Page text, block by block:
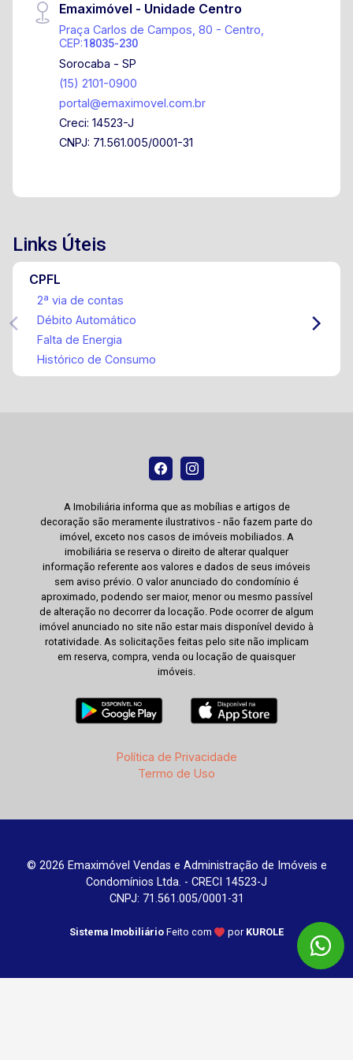
Avenida Washington Luiz 10 minutos do
Shopping Iguatemi Esplanada Na vizinhança,
você encontra supermercados, padarias,
farmácias, escolas, restaurantes e serviços
essenciais, tornando o dia a dia muito mais
prático. Infraestrutura do Condomínio Espaço
gourmet Piscinas adulto e infantil Quiosque com
churrasqueira Campo de futebol Playground
residência única!
Emaximóvel - Unidade Centro
Praça Carlos de Campos, 80 - Centro,
CEP:18035-230
Sorocaba - SP
(15) 2101-0900
portal@emaximovel.com.br
Creci: 14523-J
CNPJ: 71.561.005/0001-31
Links Úteis
CPFL
2ª via de contas
Débito Automático
Falta de Energia
Histórico de Consumo
A Imobiliária informa que as mobílias e artigos de
decoração são meramente ilustrativos - não fazem parte do
imóvel, exceto nos casos de imóveis mobiliados. A
imobiliária se reserva o direito de alterar qualquer
informação referente aos valores e dados de seus imóveis
sem aviso prévio. O valor anunciado do condomínio é
aproximado, podendo ser maior, menor ou mesmo passível
de alteração no decorrer da locação. Pode ocorrer de algum
imóvel anunciado no site não estar mais disponível devido à
rotatividade. As solicitações feitas pelo site não implicam
em reserva, compra, venda ou locação de quaisquer
imóveis.
Política de Privacidade
Termo de Uso
© 2026 Emaximóvel Vendas e Administração de Imóveis e
Condomínios Ltda. - CRECI 14523-J
CNPJ: 71.561.005/0001-31
Sistema Imobiliário Feito com por KUROLE